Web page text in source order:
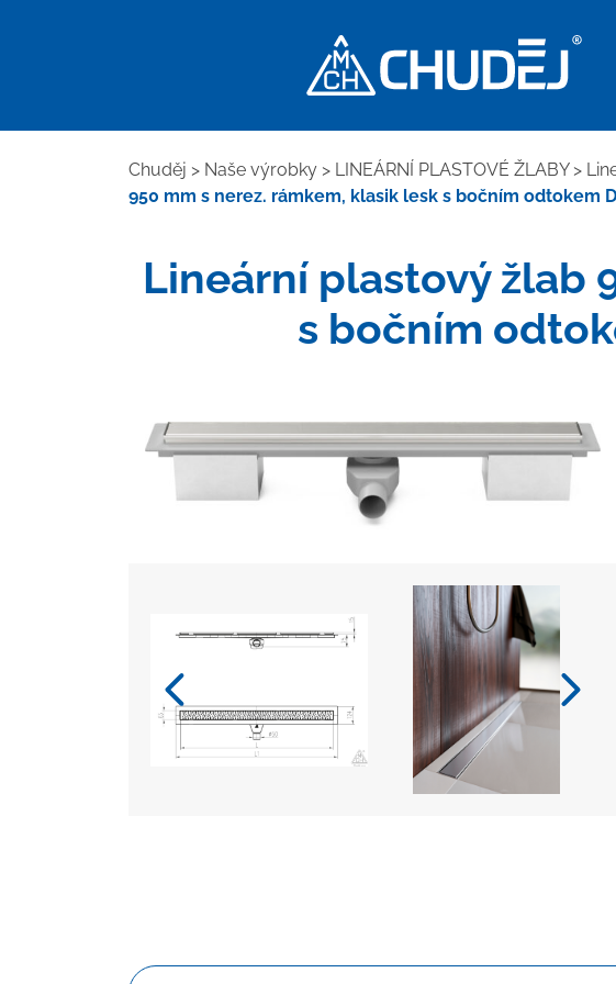
Chuděj > Naše výrobky > LINEÁRNÍ PLASTOVÉ ŽLABY>
950 mm s nerez. rámkem, klasik lesk s bočním odtokem
Lineární plastový žlab
s bočním